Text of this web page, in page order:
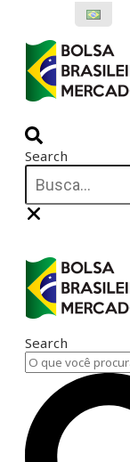
conteúdo
Search
Search